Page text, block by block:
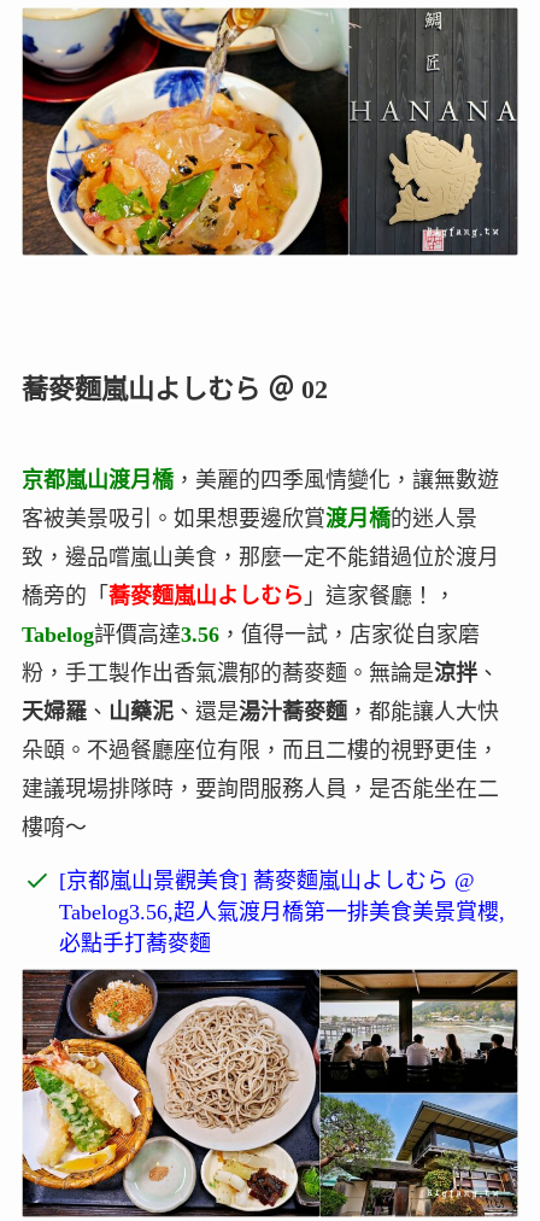
蕎麥麵嵐山よしむら ＠ 02
京都嵐山渡月橋，美麗的四季風情變化，讓無數遊
客被美景吸引。如果想要邊欣賞渡月橋的迷人景
致，邊品嚐嵐山美食，那麼一定不能錯過位於渡月
橋旁的「 蕎麥麵嵐山よしむら 」這家餐廳！，
Tabelog評價高達3.56，值得一試，店家從自家磨
粉，手工製作出香氣濃郁的蕎麥麵。無論是涼拌、
天婦羅、 山藥泥、還是湯汁蕎麥麵，都能讓人大快
朵頤。不過餐廳座位有限，而且二樓的視野更佳，
建議現場排隊時，要詢問服務人員，是否能坐在二
樓唷～
[京都嵐山景觀美食] 蕎麥麵嵐山よしむら @
Tabelog3.56,超人氣渡月橋第一排美食美景賞櫻,
必點手打蕎麥麵